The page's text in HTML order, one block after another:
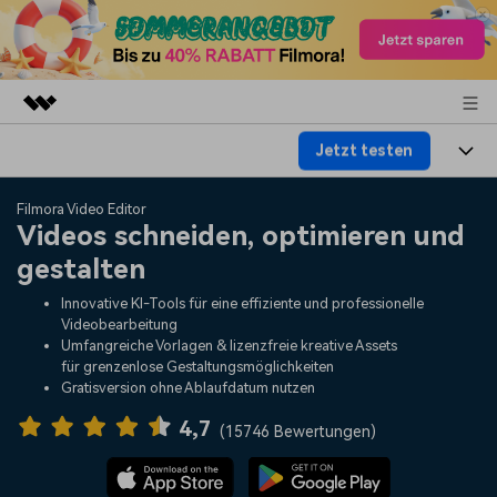
Dienstprogramme
Business
Überblick
Lösungen
Über uns
Presseraum
Support
Jetzt testen
Produkte
Plattformen
Funktionen
Assets
KI
Video/Foto
Audio
Lösungen
Soziale Medien
Marketing & Business
Lifestyle & Spaß
Ressourcen
Video-Prompts
Über 100 heiße Video-
Meisterkurs
Beherrschen Sie
Hilfe-Center
Erste Schritte
Filmora Video Editor
Videos schneiden, optimieren und
gestalten
Innovative KI-Tools für eine effiziente und professionelle
Videobearbeitung
Umfangreiche Vorlagen & lizenzfreie kreative Assets
für grenzenlose Gestaltungsmöglichkeiten
Gratisversion ohne Ablaufdatum nutzen
4,7 (15746 Bewertungen)